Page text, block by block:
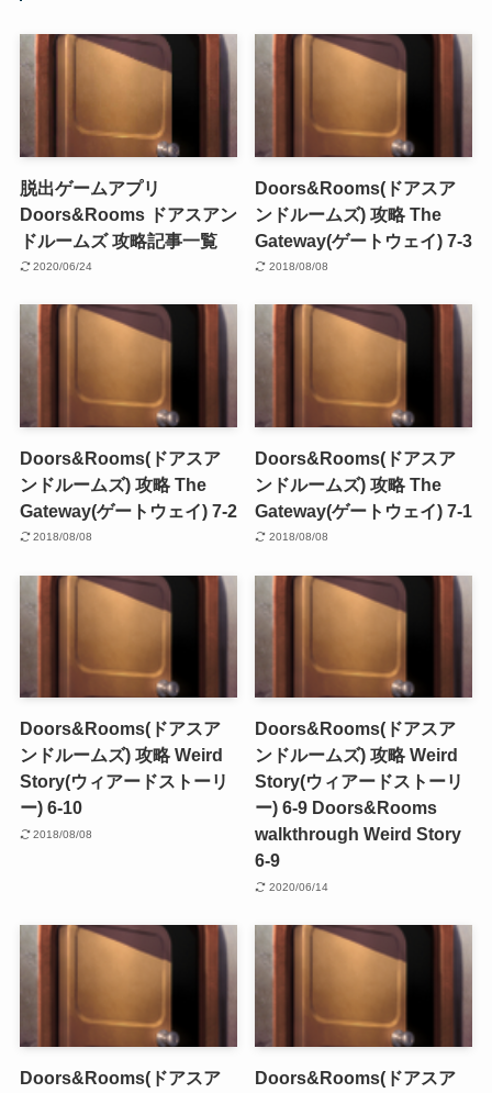
脱出ゲームアプリ
Doors&Rooms ドアスアン
ドルームズ 攻略記事一覧
2020/06/24
Doors&Rooms(ドアスア
ンドルームズ) 攻略 The
Gateway(ゲートウェイ) 7-3
2018/08/08
Doors&Rooms(ドアスア
ンドルームズ) 攻略 The
Gateway(ゲートウェイ) 7-2
2018/08/08
Doors&Rooms(ドアスア
ンドルームズ) 攻略 The
Gateway(ゲートウェイ) 7-1
2018/08/08
Doors&Rooms(ドアスア
ンドルームズ) 攻略 Weird
Story(ウィアードストーリ
ー) 6-10
2018/08/08
Doors&Rooms(ドアスア
ンドルームズ) 攻略 Weird
Story(ウィアードストーリ
ー) 6-9 Doors&Rooms
walkthrough Weird Story
6-9
2020/06/14
Doors&Rooms(ドアスア
Doors&Rooms(ドアスア